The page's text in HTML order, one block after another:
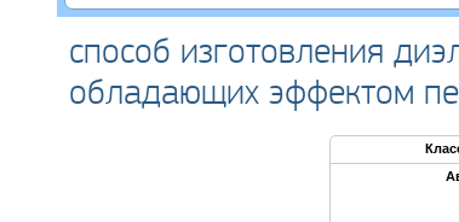
способ изготовления
обладающих эффектом